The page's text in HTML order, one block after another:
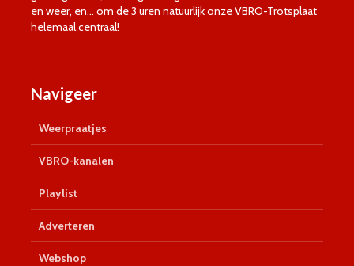
en weer, en… om de 3 uren natuurlijk onze VBRO-Trotsplaat
helemaal centraal!
Navigeer
Weerpraatjes
VBRO-kanalen
Playlist
Adverteren
Webshop